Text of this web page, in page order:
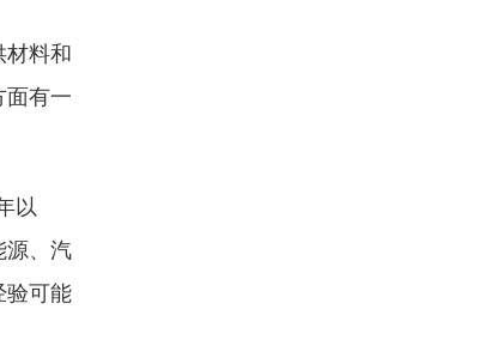
材料和
面有一
以
源、汽
验可能